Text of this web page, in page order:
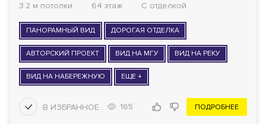
3.2 м потолки
64 этаж С отделкой
ПАНОРАМНЫЙ ВИД ДОРОГАЯ ОТДЕЛКА
АВТОРСКИЙ ПРОЕКТ ВИД НА МГУ ВИД НА РЕКУ
ВИД НА НАБЕРЕЖНУЮ ЕЩЕ +
165 ПОДРОБНЕЕ